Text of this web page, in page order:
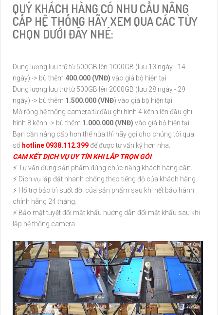
QUÝ KHÁCH HÀNG CÓ NHU CẦU NÂNG
CẤP HỆ THỐNG HÃY XEM QUA CÁC TÙY
CHỌN DƯỚI ĐÂY NHÉ:
Dung lượng lưu trữ từ 500GB lên 1000GB (lưu 13 ngày - 14
ngày) -> bù thêm 400.000 (VNĐ) vào giá bộ hiện tại
Dung lượng lưu trữ từ 500GB lên 2000GB (lưu 28 ngày - 29
ngày) -> bù thêm 1.500.000 (VNĐ) vào giá bộ hiện tại
Mở rộng hệ thống camera từ đầu ghi hình 4 kênh lên đầu ghi
hình 8 kênh -> bù thêm 1.000.000 (VNĐ) vào giá bộ hiện tại
Bạn cần nâng cấp hơn thế nữa thì hãy gọi cho chúng tôi qua
số hotline 0938.112.399để được tư vấn kỹ hơn nha.
CAM KẾT DỊCH VỤ UY TÍN KHI LẮP TRỌN GÓI
⚡ Tư vấn đúng sản phẩm đúng chức năng khách hàng cần.
⚡ Dịch vụ lắp đặt nhanh chống theo tiếng độ của khách hàng.
⚡ Hổ trợ bảo trì suốt đời của sản phẩm sau khi hết bảo hành
chính hãng 24 tháng.
⚡ Bảo mật tuyệt đối mật khẩu hướng dẫn đổi mật khẩu sau khi
lắp hệ thống camera